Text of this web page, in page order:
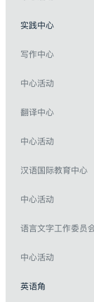
实践中心
写作中心
中心活动
翻译中心
中心活动
汉语国际教育中心
中心活动
语言文字工作委员
中心活动
英语角